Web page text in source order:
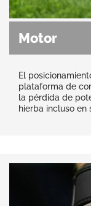
Motor
El
plataforma de
la pérdida de
hierba incluso en